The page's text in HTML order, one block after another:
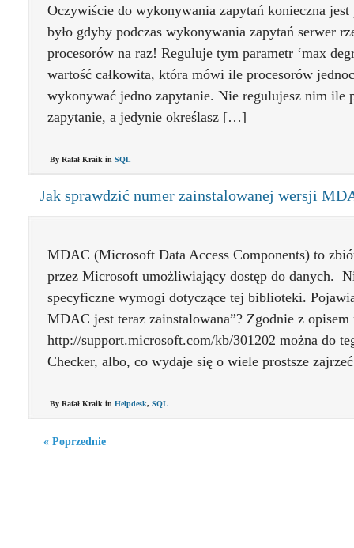
Oczywiście do wykonywania zapytań konieczna
było gdyby podczas wykonywania zapytań serwer
procesorów na raz! Reguluje tym parametr ‘max
wartość całkowita, która mówi ile procesorów
wykonywać jedno zapytanie. Nie regulujesz nim ile
zapytanie, a jedynie określasz […]
By Rafał Kraik in SQL
Jak sprawdzić numer zainstalowanej wersji
MDAC (Microsoft Data Access Components) to
przez Microsoft umożliwiający dostęp do danych.
specyficzne wymogi dotyczące tej biblioteki.
MDAC jest teraz zainstalowana”? Zgodnie z opisem
http://support.microsoft.com/kb/301202 można do
Checker, albo, co wydaje się o wiele prostsze
By Rafał Kraik in Helpdesk, SQL
« Poprzednie